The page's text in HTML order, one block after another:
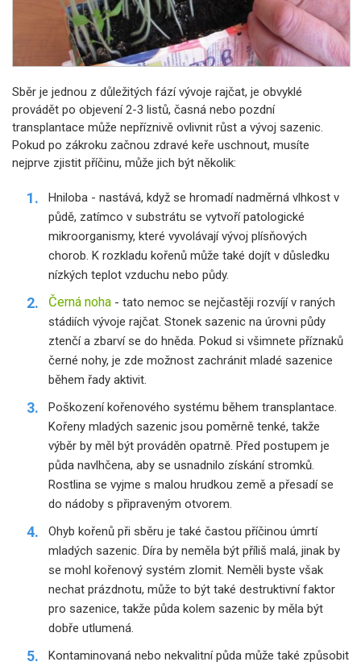
Sběr je jednou z důležitých fází vývoje rajčat, je obvyklé
provádět po objevení 2-3 listů, časná nebo pozdní
transplantace může nepříznivě ovlivnit růst a vývoj sazenic.
Pokud po zákroku začnou zdravé keře uschnout, musíte
nejprve zjistit příčinu, může jich být několik:
Hniloba - nastává, když se hromadí nadměrná vlhkost v
půdě, zatímco v substrátu se vytvoří patologické
mikroorganismy, které vyvolávají vývoj plísňových
chorob. K rozkladu kořenů může také dojít v důsledku
nízkých teplot vzduchu nebo půdy.
Černá noha - tato nemoc se nejčastěji rozvíjí v raných
stádiích vývoje rajčat. Stonek sazenic na úrovni půdy
ztenčí a zbarví se do hněda. Pokud si všimnete příznaků
černé nohy, je zde možnost zachránit mladé sazenice
během řady aktivit.
Poškození kořenového systému během transplantace.
Kořeny mladých sazenic jsou poměrně tenké, takže
výběr by měl být prováděn opatrně. Před postupem je
půda navlhčena, aby se usnadnilo získání stromků.
Rostlina se vyjme s malou hrudkou země a přesadí se
do nádoby s připraveným otvorem.
Ohyb kořenů při sběru je také častou příčinou úmrtí
mladých sazenic. Díra by neměla být příliš malá, jinak by
se mohl kořenový systém zlomit. Neměli byste však
nechat prázdnotu, může to být také destruktivní faktor
pro sazenice, takže půda kolem sazenic by měla být
dobře utlumená.
Kontaminovaná nebo nekvalitní půda může také způsobit